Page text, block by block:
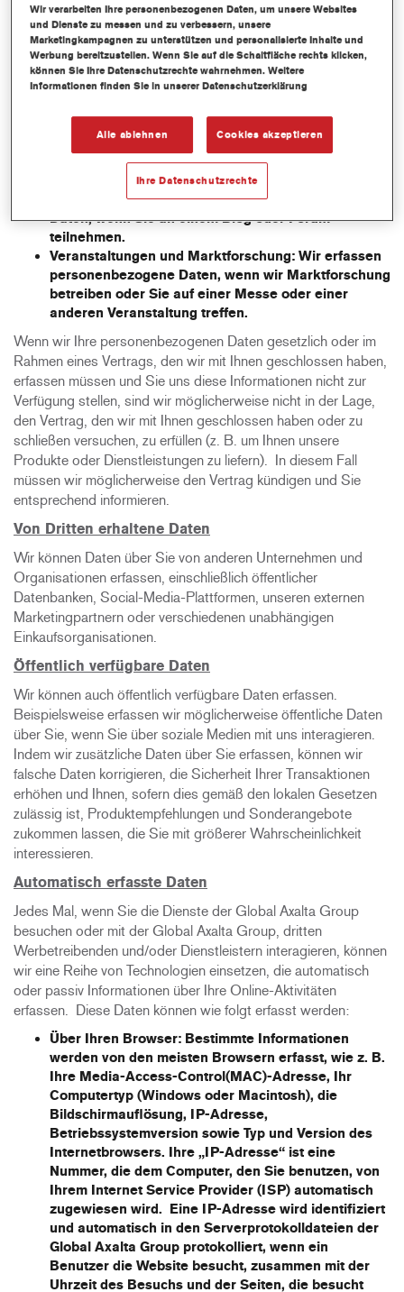
oder eine Dienstleistung bestellen oder eine
Anfrage stellen.
Website-Kommunikation:Wir erfassen
personenbezogene Daten, wenn Sie sich für
Abonnements, Technologieforen oder andere
Werbeaktionen:
Wir erfassen personenbezogene
Daten, wenn Sie an einem Wettbewerb, einer
Werbeaktion, einem Gewinnspiel, einer Umfrage
oder einer anderen Aktion teilnehmen.
Blogs und Foren:Wir erfassen personenbezogene
Daten, wenn Sie an einem Blog oder Forum
teilnehmen.
Veranstaltungen und Marktforschung: Wir erfassen
personenbezogene Daten, wenn wir Marktforschung
betreiben oder Sie auf einer Messe oder einer
anderen Veranstaltung treffen.
Wenn wir Ihre personenbezogenen Daten gesetzlich oder im
Rahmen eines Vertrags, den wir mit Ihnen geschlossen haben,
erfassen müssen und Sie uns diese Informationen nicht zur
Verfügung stellen, sind wir möglicherweise nicht in der Lage,
den Vertrag, den wir mit Ihnen geschlossen haben oder zu
schließen versuchen, zu erfüllen (z. B. um Ihnen unsere
Produkte oder Dienstleistungen zu liefern). In diesem Fall
müssen wir möglicherweise den Vertrag kündigen und Sie
entsprechend informieren.
Von Dritten erhaltene Daten
Wir können Daten über Sie von anderen Unternehmen und
Organisationen erfassen, einschließlich öffentlicher
Datenbanken, Social-Media-Plattformen, unseren externen
Marketingpartnern oder verschiedenen unabhängigen
Einkaufsorganisationen.
Öffentlich verfügbare Daten
Wir können auch öffentlich verfügbare Daten erfassen.
Beispielsweise erfassen wir möglicherweise öffentliche Daten
über Sie, wenn Sie über soziale Medien mit uns interagieren.
Indem wir zusätzliche Daten über Sie erfassen, können wir
falsche Daten korrigieren, die Sicherheit Ihrer Transaktionen
erhöhen und Ihnen, sofern dies gemäß den lokalen Gesetzen
zulässig ist, Produktempfehlungen und Sonderangebote
zukommen lassen, die Sie mit größerer Wahrscheinlichkeit
interessieren.
Automatisch erfasste Daten
Jedes Mal, wenn Sie die Dienste der Global Axalta Group
besuchen oder mit der Global Axalta Group, dritten
Werbetreibenden und/oder Dienstleistern interagieren, können
wir eine Reihe von Technologien einsetzen, die automatisch
oder passiv Informationen über Ihre Online-Aktivitäten
erfassen. Diese Daten können wie folgt erfasst werden:
Über Ihren Browser: Bestimmte Informationen
werden von den meisten Browsern erfasst, wie z. B.
Ihre Media-Access-Control(MAC)-Adresse, Ihr
Computertyp (Windows oder Macintosh), die
Bildschirmauflösung, IP-Adresse,
Betriebssystemversion sowie Typ und Version des
Internetbrowsers. Ihre „IP-Adresse“ ist eine
Nummer, die dem Computer, den Sie benutzen, von
Ihrem Internet Service Provider (ISP) automatisch
zugewiesen wird. Eine IP-Adresse wird identifiziert
und automatisch in den Serverprotokolldateien der
Global Axalta Group protokolliert, wenn ein
Benutzer die Website besucht, zusammen mit der
Uhrzeit des Besuchs und der Seiten, die besucht
Wir verarbeiten Ihre personenbezogenen Daten, um unsere Websites
und Dienste zu messen und zu verbessern, unsere
Marketingkampagnen zu unterstützen und personalisierte Inhalte und
Werbung bereitzustellen. Wenn Sie auf die Schaltfläche rechts klicken,
können Sie Ihre Datenschutzrechte wahrnehmen. Weitere
Informationen finden Sie in unserer Datenschutzerklärung
Alle ablehnen Cookies akzeptieren
Ihre Datenschutzrechte